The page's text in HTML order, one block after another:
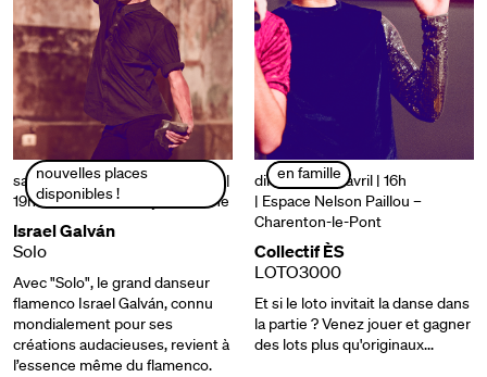
nouvelles places
disponibles !
samedi 05 et dimanche 06 avril |
19h| MAC VAL – Vitry-sur-Seine
Israel Galván
Solo
Avec "Solo", le grand danseur
flamenco Israel Galván, connu
mondialement pour ses
créations audacieuses, revient à
l’essence même du flamenco.
en famille
dimanche 06 avril | 16h
| Espace Nelson Paillou –
Charenton-le-Pont
Collectif ÈS
LOTO3000
Et si le loto invitait la danse dans
la partie ? Venez jouer et gagner
des lots plus qu'originaux...